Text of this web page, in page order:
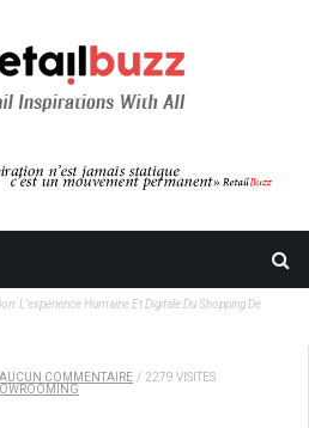
L’expérience Humaine Et Digitale Du Shopping De
AUCUN COMMENTAIRE / 2279 VISITES